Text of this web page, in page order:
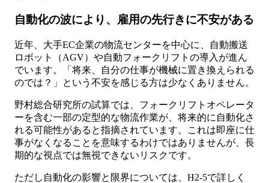
自動化の波により、雇用の先行きに不安がある
近年、大手EC企業の物流センターを中心に、自動搬送
ロボット（AGV）や自動フォークリフトの導入が進ん
でいます。「将来、自分の仕事が機械に置き換えられる
のでは？」という不安を感じる方は少なくありません。
野村総合研究所の試算では、フォークリフトオペレータ
ーを含む一部の定型的な物流作業が、将来的に自動化さ
れる可能性があると指摘されています。これは即座に仕
事がなくなることを意味するわけではありませんが、長
期的な視点では無視できないリスクです。
ただし自動化の影響と限界については、H2-5で詳しく